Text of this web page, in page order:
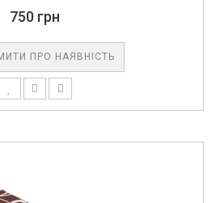
750 грн
ПРО НАЯВНІСТЬ